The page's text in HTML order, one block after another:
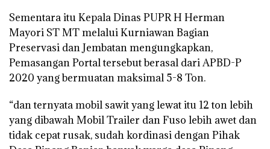
Sementara itu Kepala Dinas PUPR H Herman
Mayori ST MT melalui Kurniawan Bagian
Preservasi dan Jembatan mengungkapkan,
Pemasangan Portal tersebut berasal dari APBD-P
2020 yang bermuatan maksimal 5-8 Ton.
“dan ternyata mobil sawit yang lewat itu 12 ton lebih
yang dibawah Mobil Trailer dan Fuso lebih awet dan
tidak cepat rusak, sudah kordinasi dengan Pihak